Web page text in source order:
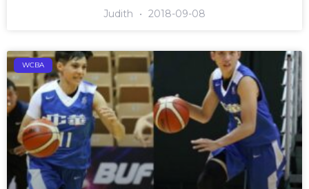
Judith 2018-09-08
WCBA